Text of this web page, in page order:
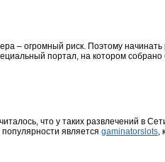
– огромный риск. Поэтому
портал, на котором
что у таких развлечений в
является gaminatorslots,